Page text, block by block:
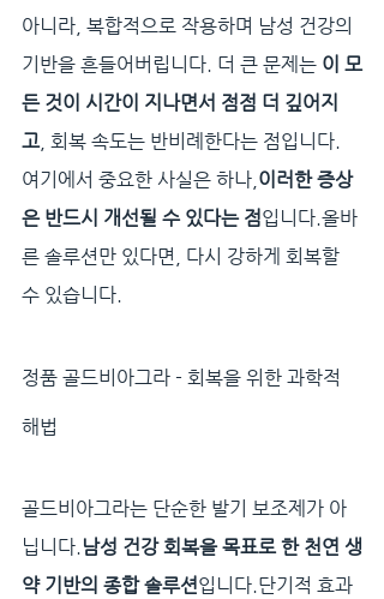
아니라, 복합적으로 작용하며 남성 건강의
기반을 흔들어버립니다. 더 큰 문제는 이 모
든 것이 시간이 지나면서 점점 더 깊어지
고, 회복 속도는 반비례한다는 점입니다.
여기에서 중요한 사실은 하나, 이러한 증상
은 반드시 개선될 수 있다는 점입니다.올바
른 솔루션만 있다면, 다시 강하게 회복할
수 있습니다.
정품 골드비아그라 - 회복을 위한 과학적
해법
골드비아그라는 단순한 발기 보조제가 아
닙니다.남성 건강 회복을 목표로 한 천연 생
약 기반의 종합 솔루션입니다.단기적 효과